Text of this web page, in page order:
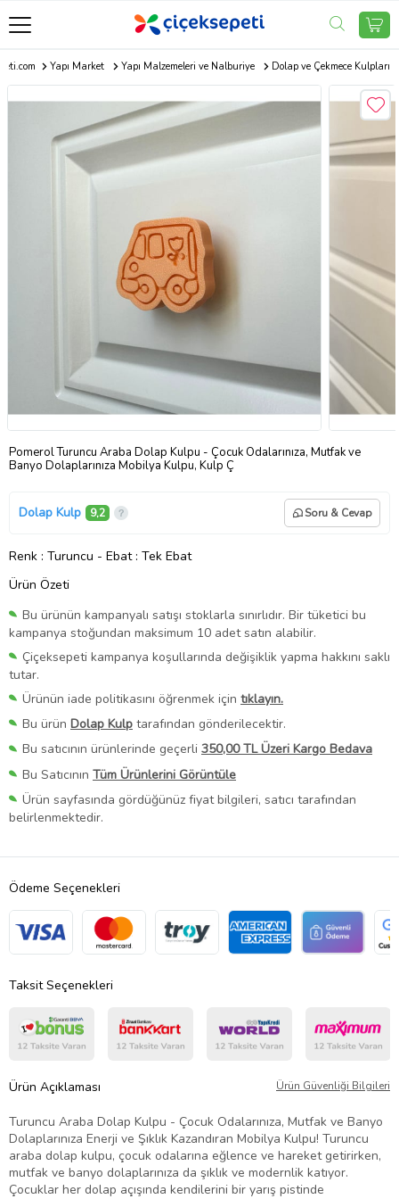
Yapı Market Yapı Malzemeleri ve Nalburiye Dolap ve Çekmece Kulpları
Pomerol Turuncu Araba Dolap Kulpu - Çocuk Odalarınıza, Mutfak ve
Banyo Dolaplarınıza Mobilya Kulpu, Kulp Ç
Dolap Kulp 9,2 Soru & Cevap
Renk : Turuncu - Ebat : Tek Ebat
Ürün Özeti
Bu ürünün kampanyalı satışı stoklarla sınırlıdır. Bir tüketici bu
kampanya stoğundan maksimum 10 adet satın alabilir.
Çiçeksepeti kampanya koşullarında değişiklik yapma hakkını saklı
tutar.
Ürünün iade politikasını öğrenmek için tıklayın.
Bu ürün Dolap Kulp tarafından gönderilecektir.
Bu satıcının ürünlerinde geçerli 350,00 TL Üzeri Kargo Bedava
Bu Satıcının Tüm Ürünlerini Görüntüle
Ürün sayfasında gördüğünüz fiyat bilgileri, satıcı tarafından
belirlenmektedir.
Ödeme Seçenekleri
Taksit Seçenekleri
Ürün Açıklaması Ürün Güvenliği Bilgileri
Turuncu Araba Dolap Kulpu - Çocuk Odalarınıza, Mutfak ve Banyo
Dolaplarınıza Enerji ve Şıklık Kazandıran Mobilya Kulpu! Turuncu
araba dolap kulpu, çocuk odalarına eğlence ve hareket getirirken,
mutfak ve banyo dolaplarınıza da şıklık ve modernlik katıyor.
Çocuklar her dolap açışında kendilerini bir yarış pistinde